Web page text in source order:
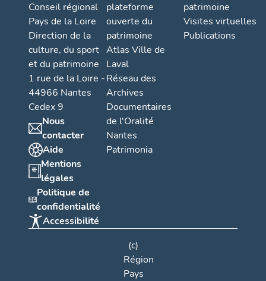
Conseil régional
Pays de la Loire
Direction de la
culture, du sport
et du patrimoine
1 rue de la Loire -
44966 Nantes
Cedex 9
Nous
contacter
Aide
Mentions
légales
Politique de
confidentialité
Accessibilité
plateforme
ouverte du
patrimoine
Atlas Ville de
Laval
Réseau des
Archives
Documentaires
de l'Oralité
Nantes
Patrimonia
patrimoine
Visites virtuelles
Publications
(c)
Région
Pays